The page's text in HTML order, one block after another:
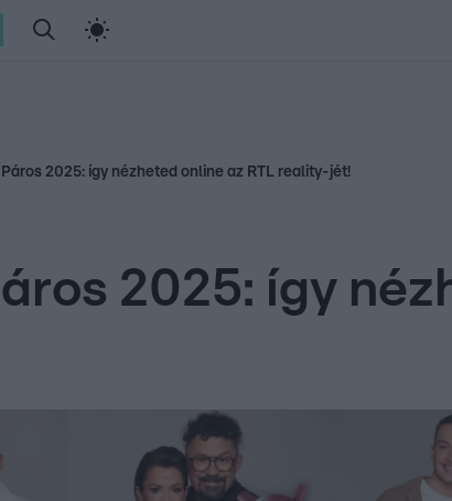
István Most Wanted
Páros 2025: így nézheted online az RTL reality-jét!
2025: így